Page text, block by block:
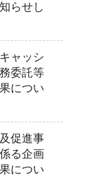
らせし
ャッシ
委託等
につい
促進事
る企画
につい